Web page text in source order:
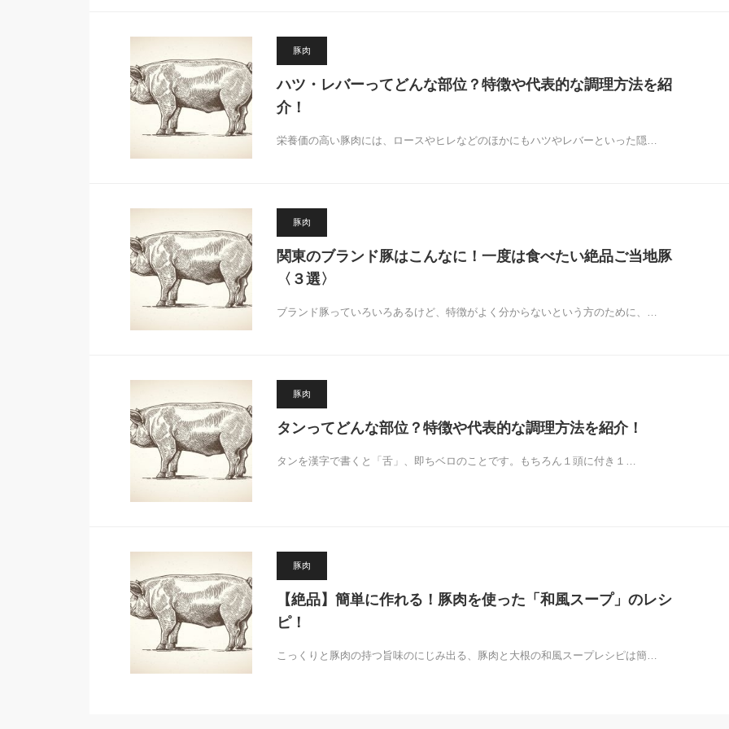
豚肉
ハツ・レバーってどんな部位？特徴や代表的な調理方法を紹
介！
栄養価の高い豚肉には、ロースやヒレなどのほかにもハツやレバーといった隠…
豚肉
関東のブランド豚はこんなに！一度は食べたい絶品ご当地豚
〈３選〉
ブランド豚っていろいろあるけど、特徴がよく分からないという方のために、…
豚肉
タンってどんな部位？特徴や代表的な調理方法を紹介！
タンを漢字で書くと「舌」、即ちベロのことです。もちろん１頭に付き１…
豚肉
【絶品】簡単に作れる！豚肉を使った「和風スープ」のレシ
ピ！
こっくりと豚肉の持つ旨味のにじみ出る、豚肉と大根の和風スープレシピは簡…